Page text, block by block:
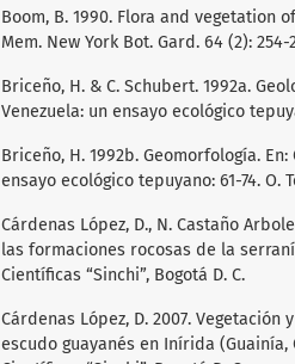
Boom, B. 1990. Flora and vegetation
Mem. New York Bot. Gard. 64 (2): 254-
Briceño, H. & C. Schubert. 1992a.
Venezuela: un ensayo ecológico
Briceño, H. 1992b. Geomorfología.
ensayo ecológico tepuyano: 61-74. O.
Cárdenas López, D., N. Castaño
las formaciones rocosas de la
Científicas “Sinchi”, Bogotá D. C.
Cárdenas López, D. 2007.
escudo guayanés en Inírida (Guainía,